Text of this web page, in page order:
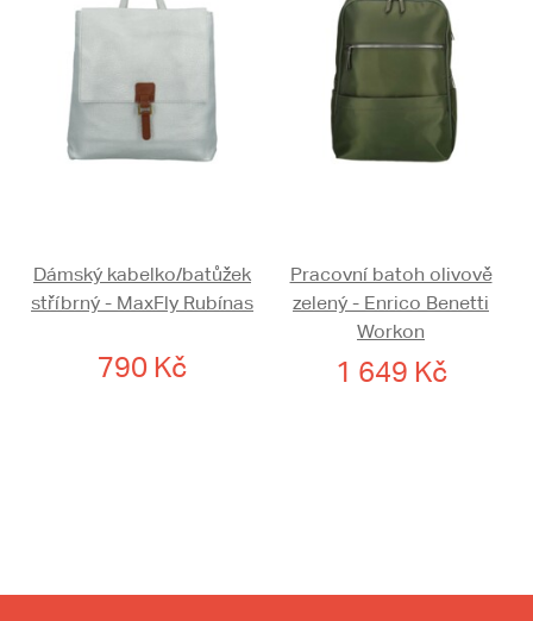
Dámský kabelko/batůžek
stříbrný - MaxFly Rubínas
790 Kč
Pracovní batoh olivově
zelený - Enrico Benetti
Workon
1 649 Kč